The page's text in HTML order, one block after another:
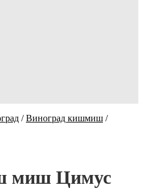
/Виноград кишмиш /
миш Цимус